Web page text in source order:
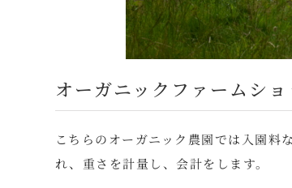
オーガニックファームシ
こちらのオーガニック農園では入園料
れ、重さを計量し、会計をします。